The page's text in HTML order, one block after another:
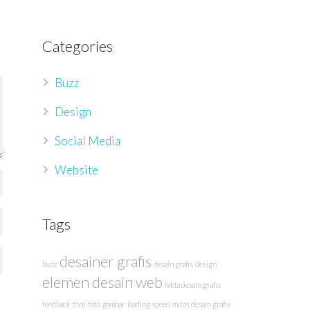
Categories
Buzz
Design
Social Media
Website
Tags
buzz desainer grafis desain grafis design
elemen desain web fakta desain grafis
feedback font foto gambar loading speed mitos desain grafis